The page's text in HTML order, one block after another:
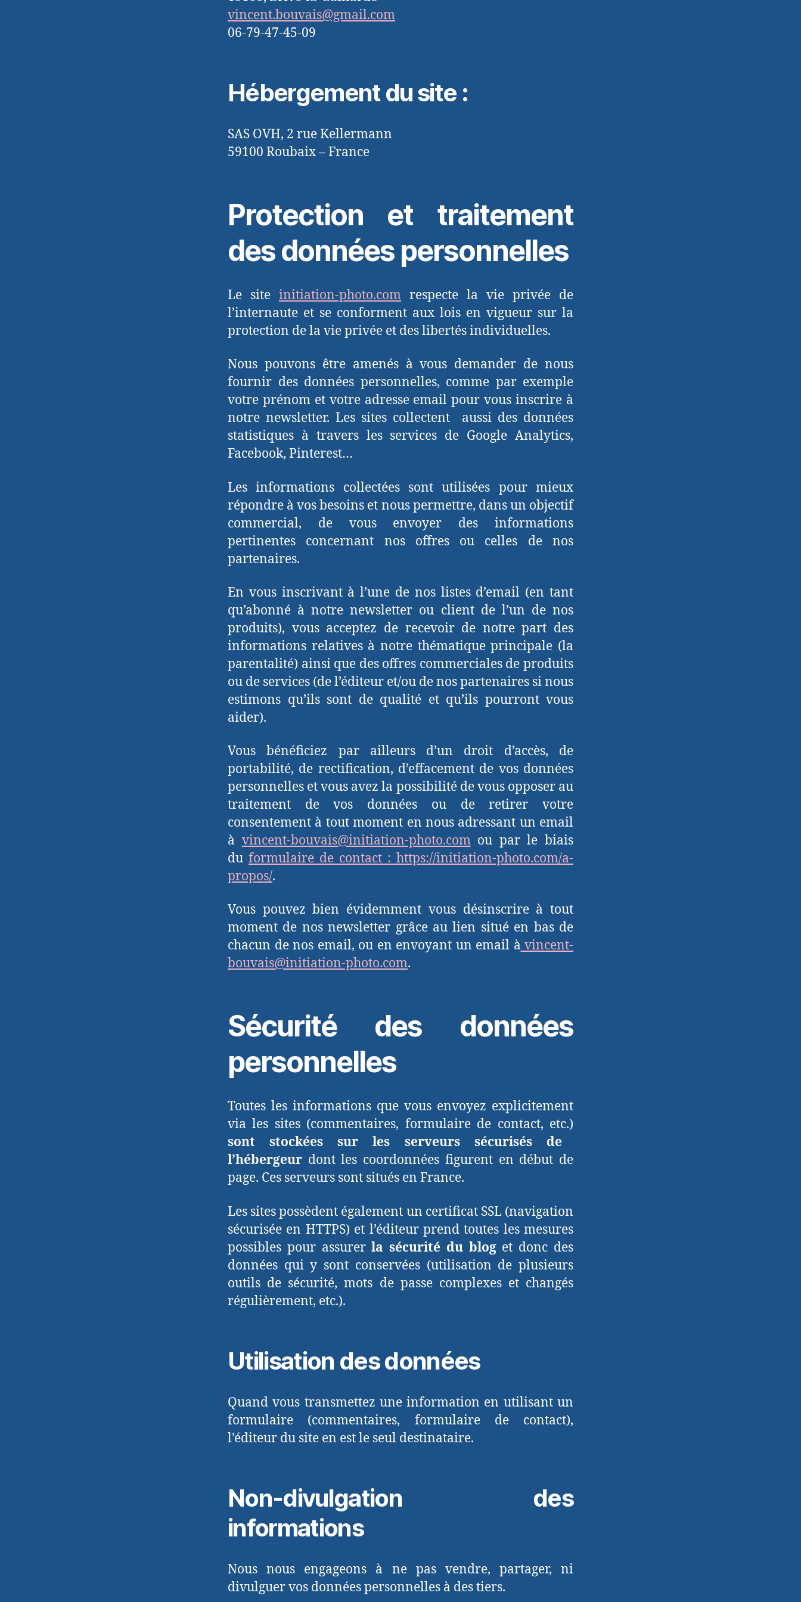
vincent.bouvais@gmail.com
06-79-47-45-09
Hébergement du site :
SAS OVH, 2 rue Kellermann
59100 Roubaix – France
Protection et traitement
des données personnelles
Le site initiation-photo.com respecte la vie privée de
l’internaute et se conforment aux lois en vigueur sur la
protection de la vie privée et des libertés individuelles.
Nous pouvons être amenés à vous demander de nous
fournir des données personnelles, comme par exemple
votre prénom et votre adresse email pour vous inscrire à
notre newsletter. Les sites collectent aussi des données
statistiques à travers les services de Google Analytics,
Facebook, Pinterest…
Les informations collectées sont utilisées pour mieux
répondre à vos besoins et nous permettre, dans un objectif
commercial, de vous envoyer des informations
pertinentes concernant nos offres ou celles de nos
partenaires.
En vous inscrivant à l’une de nos listes d’email (en tant
qu’abonné à notre newsletter ou client de l’un de nos
produits), vous acceptez de recevoir de notre part des
informations relatives à notre thématique principale (la
parentalité) ainsi que des offres commerciales de produits
ou de services (de l’éditeur et/ou de nos partenaires si nous
estimons qu’ils sont de qualité et qu’ils pourront vous
aider).
Vous bénéficiez par ailleurs d’un droit d’accès, de
portabilité, de rectification, d’effacement de vos données
personnelles et vous avez la possibilité de vous opposer au
traitement de vos données ou de retirer votre
consentement à tout moment en nous adressant un email
à vincent-bouvais@initiation-photo.comou par le biais
du formulaire de contact : https://initiation-photo.com/a-
propos/.
Vous pouvez bien évidemment vous désinscrire à tout
moment de nos newsletter grâce au lien situé en bas de
chacun de nos email, ou en envoyant un email à vincent-
bouvais@initiation-photo.com.
Sécurité des données
personnelles
Toutes les informations que vous envoyez explicitement
via les sites (commentaires, formulaire de contact, etc.)
sont stockées sur les serveurs sécurisés de
l’hébergeur dont les coordonnées figurent en début de
page. Ces serveurs sont situés en France.
Les sites possèdent également un certificat SSL (navigation
sécurisée en HTTPS) et l’éditeur prend toutes les mesures
possibles pour assurerla sécurité du bloget donc des
données qui y sont conservées (utilisation de plusieurs
outils de sécurité, mots de passe complexes et changés
régulièrement, etc.).
Utilisation des données
Quand vous transmettez une information en utilisant un
formulaire (commentaires, formulaire de contact),
l’éditeur du site en est le seul destinataire.
Non-divulgation des
informations
Nous nous engageons à ne pas vendre, partager, ni
divulguer vos données personnelles à des tiers.